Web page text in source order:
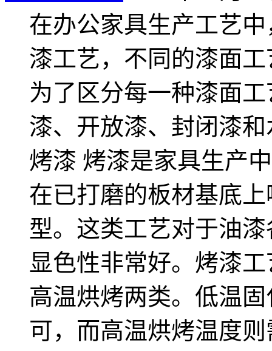
在办公家具生产工艺
漆工艺，不同的漆面
为了区分每一种漆面
漆、开放漆、封闭漆
烤漆 烤漆是家具生产
在已打磨的板材基底
型。这类工艺对于油
显色性非常好。烤漆
高温烘烤两类。低温
可，而高温烘烤温度